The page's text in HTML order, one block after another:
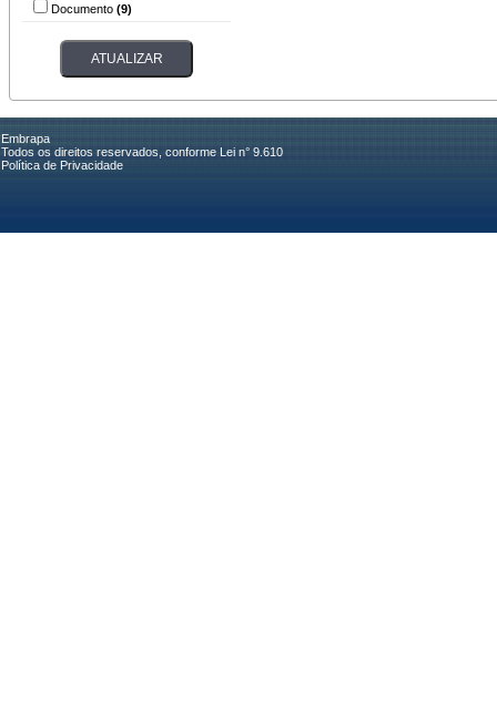
Documento (9)
Embrapa
Todos os direitos reservados, conforme Lei n° 9.610
Política de Privacidade